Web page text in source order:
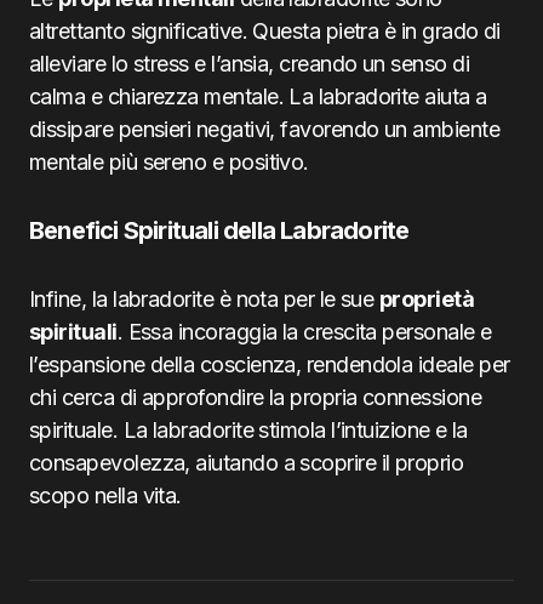
altrettanto significative. Questa pietra è in grado di
alleviare lo stress e l’ansia, creando un senso di
calma e chiarezza mentale. La labradorite aiuta a
dissipare pensieri negativi, favorendo un ambiente
mentale più sereno e positivo.
Benefici Spirituali della Labradorite
Infine, la labradorite è nota per le sue proprietà
spirituali. Essa incoraggia la crescita personale e
l’espansione della coscienza, rendendola ideale per
chi cerca di approfondire la propria connessione
spirituale. La labradorite stimola l’intuizione e la
consapevolezza, aiutando a scoprire il proprio
scopo nella vita.